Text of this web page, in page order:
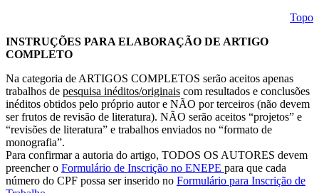
Topo
INSTRUÇÕES PARA ELABORAÇÃO DE ARTIGO
COMPLETO
Na categoria de ARTIGOS COMPLETOS serão aceitos apenas
trabalhos de pesquisa inéditos/originais com resultados e conclusões
inéditos obtidos pelo próprio autor e NÃO por terceiros (não devem
ser frutos de revisão de literatura). NÃO serão aceitos “projetos” e
“revisões de literatura” e trabalhos enviados no “formato de
monografia”.
Para confirmar a autoria do artigo, TODOS OS AUTORES devem
preencher o Formulário de Inscrição no ENEPE para que cada
número do CPF possa ser inserido no Formulário para Inscrição de